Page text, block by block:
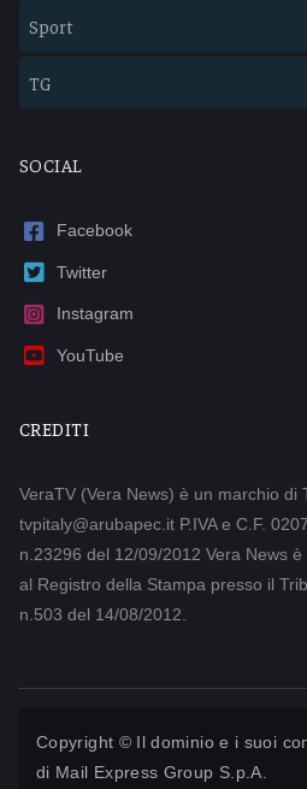
Sport
TG
SOCIAL
Facebook
Twitter
Instagram
YouTube
CREDITI
VeraTV (Vera News) è un marchio di
tvpitaly@arubapec.it P.IVA e C.F.
n.23296 del 12/09/2012 Vera News
al Registro della Stampa presso il
n.503 del 14/08/2012.
Copyright © Il dominio e i suoi
di Mail Express Group S.p.A.